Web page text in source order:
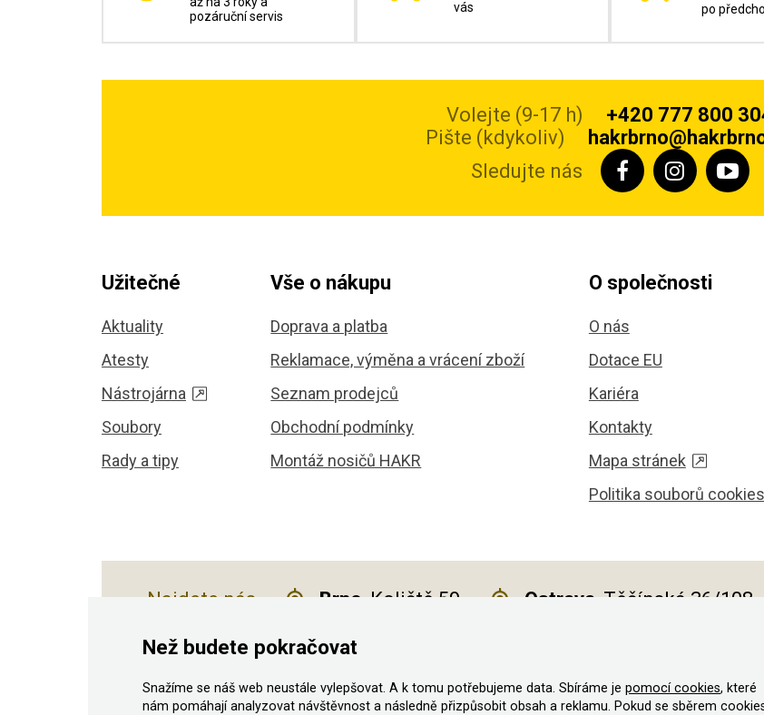
pozáruční servis
vás
po
Volejte (9-17 h)
+420 777 800
Pište (kdykoliv)
Sledujte nás
Užitečné
Aktuality
Atesty
Nástrojárna
Soubory
Rady a tipy
Vše o nákupu
Doprava a platba
Reklamace, výměna a vrácení zboží
Seznam prodejců
Obchodní podmínky
Montáž nosičů HAKR
O společnosti
O nás
Dotace EU
Kariéra
Kontakty
Mapa stránek
Politika souborů cookies
Najdete nás Brno, Koliště 59 Ostrava, Těšínská 36/108
© 2011–2026 ASN Hakr Brno. Všechna práva vyhrazena
Než budete pokračovat
Snažíme se náš web neustále vylepšovat. A k tomu potřebujeme data. Sbíráme je pomocí cookies, které
nám pomáhají analyzovat návštěvnost a následně přizpůsobit obsah a reklamu. Pokud se sběrem